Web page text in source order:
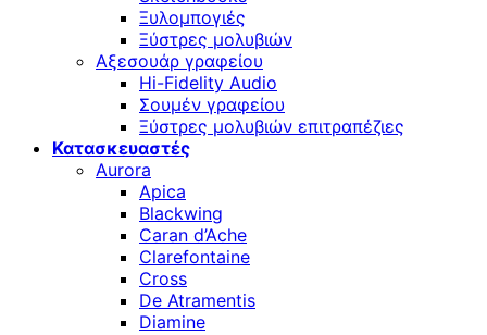
Ξυλομπογιές
Ξύστρες μολυβιών
Αξεσουάρ γραφείου
Hi-Fidelity Audio
Σουμέν γραφείου
Ξύστρες μολυβιών επιτραπέζιες
Κατασκευαστές
Aurora
Apica
Blackwing
Caran d’Ache
Clarefontaine
Cross
De Atramentis
Diamine